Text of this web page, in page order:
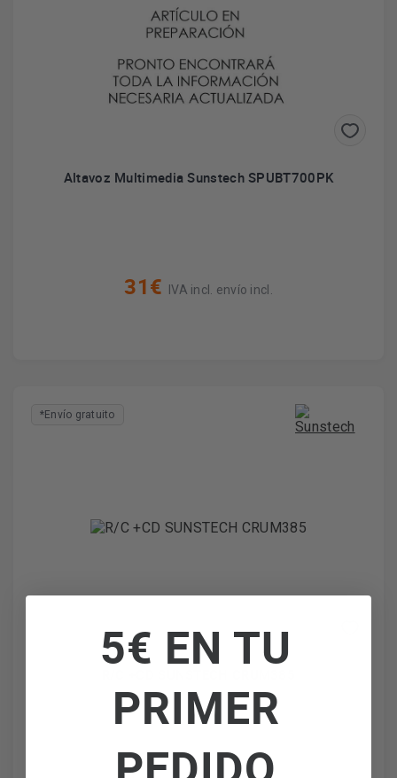
Altavoz Multimedia Sunstech SPUBT700PK
31€ IVA incl. envío incl.
*Envío gratuito
5€ EN TU
PRIMER